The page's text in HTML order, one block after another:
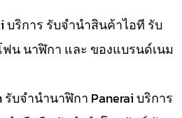
บริการ รับจำนำสินค้าไอที รับ
น นาฬิกา และ ของแบรนด์เนม
บจำนำนาฬิกา Panerai บริการ